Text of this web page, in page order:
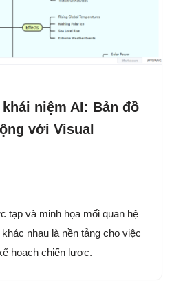
niệm AI: Bản đồ
với Visual
tạp và minh họa mối quan hệ
nhau là nền tảng cho việc
hoạch chiến lược.